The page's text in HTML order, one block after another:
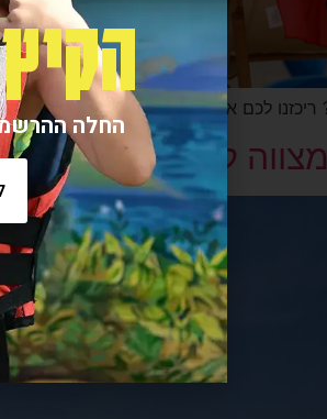
לכל העובדים לגיבוש מקסימלי.
החלה